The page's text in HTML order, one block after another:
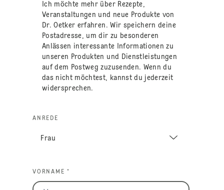
Ich möchte mehr über Rezepte,
Veranstaltungen und neue Produkte von
Dr. Oetker erfahren. Wir speichern deine
Postadresse, um dir zu besonderen
Anlässen interessante Informationen zu
unseren Produkten und Dienstleistungen
auf dem Postweg zuzusenden. Wenn du
das nicht möchtest, kannst du jederzeit
widersprechen.
ANREDE
VORNAME *